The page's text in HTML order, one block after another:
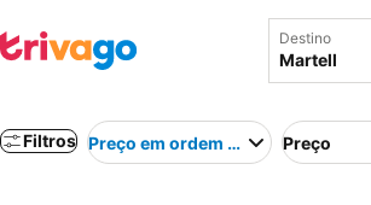
Destino
Filtros Preço em ordem crescentePreço